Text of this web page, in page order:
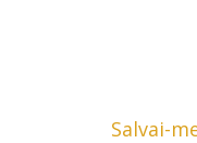
Salvai-